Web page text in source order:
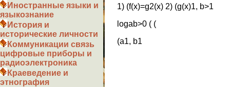
Иностранные языки и
языкознание
История и
исторические личности
Коммуникации связь
цифровые приборы и
радиоэлектроника
Краеведение и
этнография
1) (f(x)=g2(x) 2) (g(x)1, b>1
logab>0 ( (
(a1, b1